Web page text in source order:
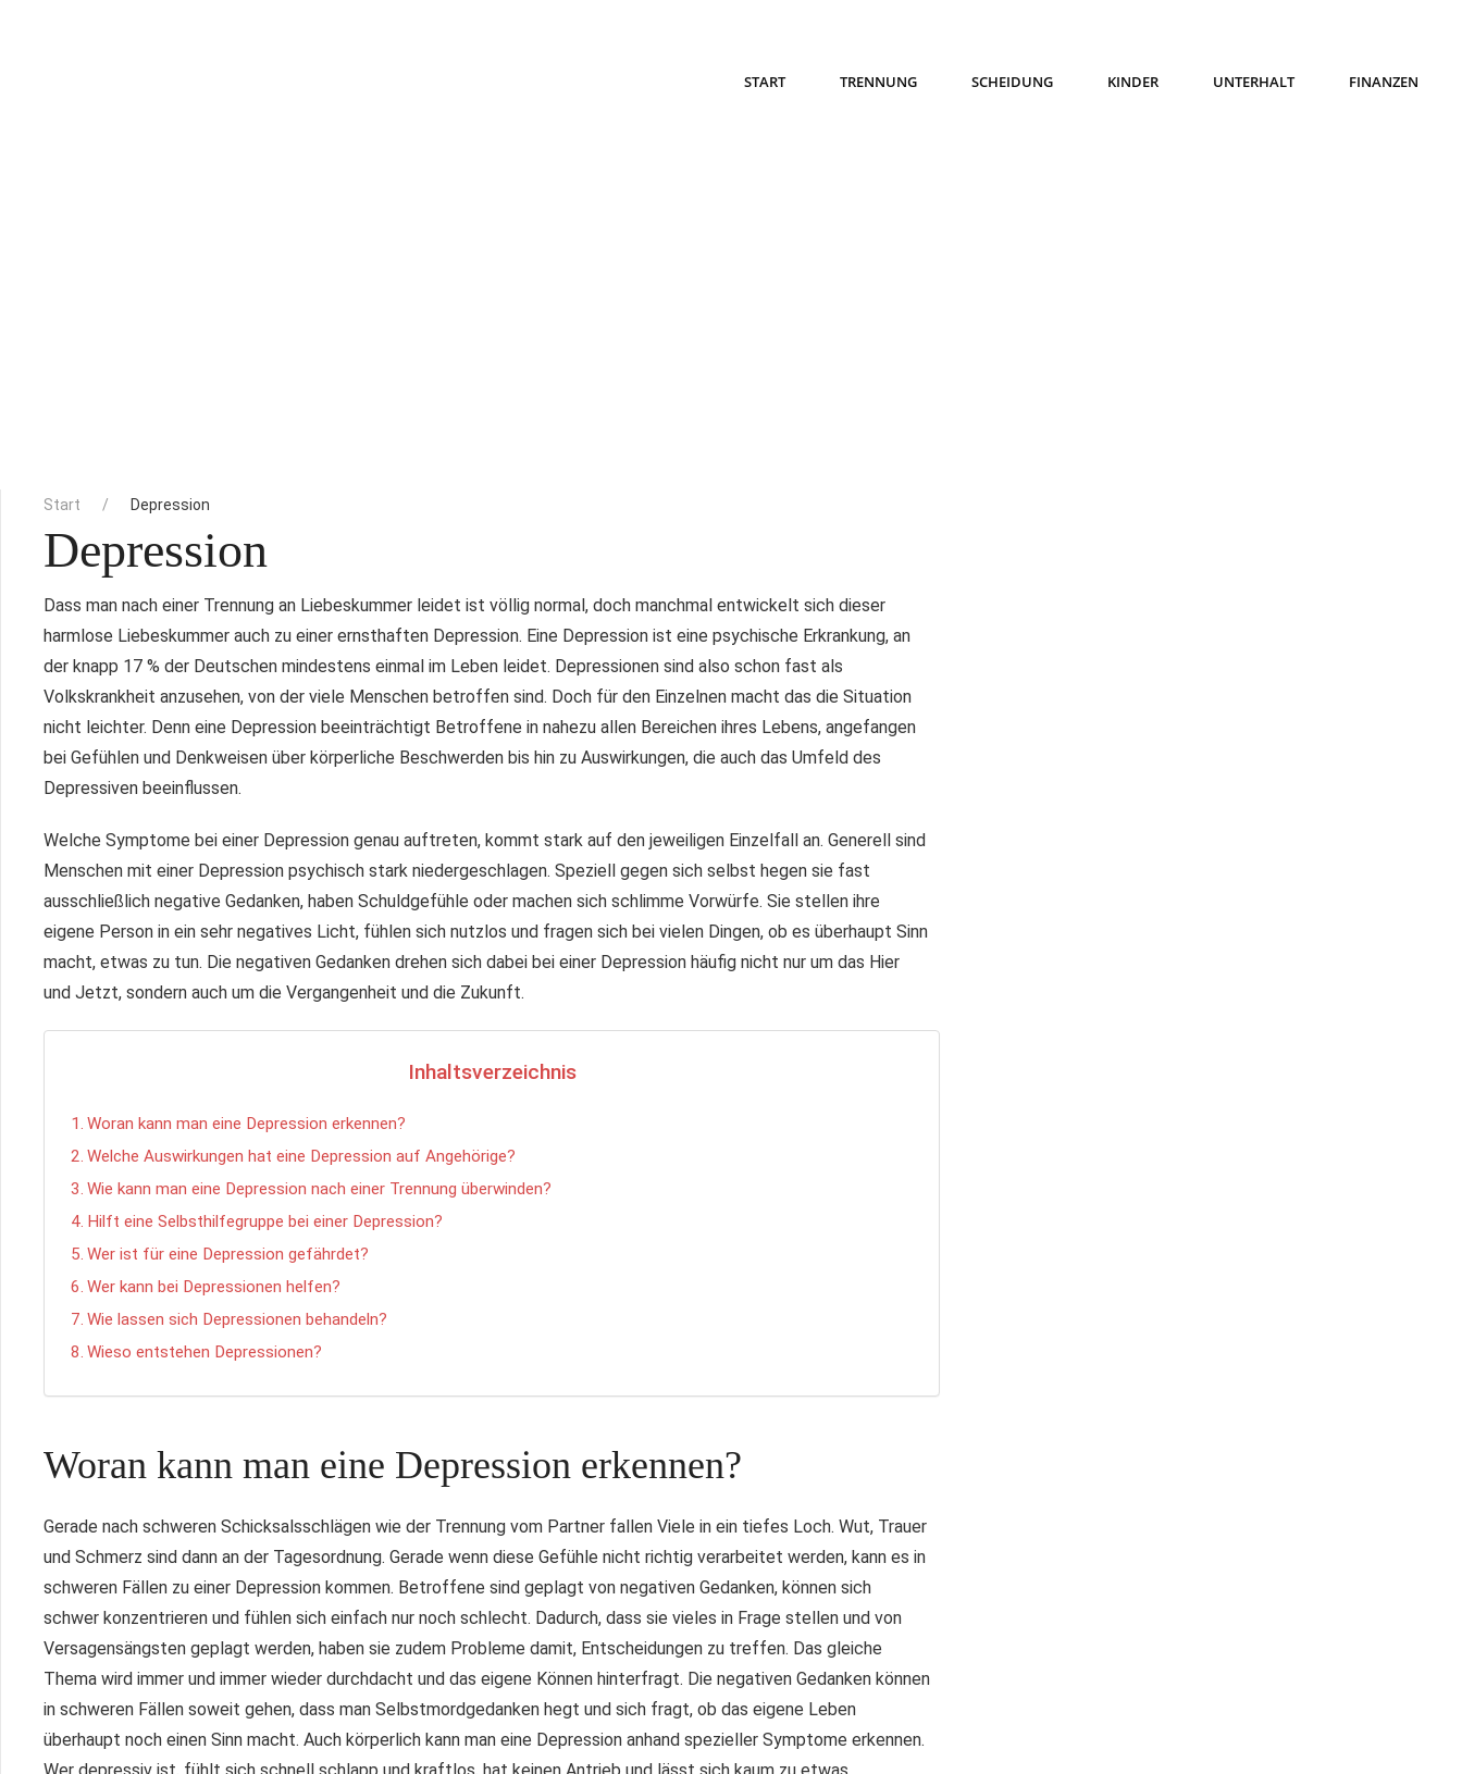
START TRENNUNG SCHEIDUNG KINDER UNTERHALT FINANZEN
Start Depression
Depression
Dass man nach einer Trennung an Liebeskummer leidet ist völlig normal, doch manchmal entwickelt sich dieser
harmlose Liebeskummer auch zu einer ernsthaften Depression. Eine Depression ist eine psychische Erkrankung, an
der knapp 17 % der Deutschen mindestens einmal im Leben leidet. Depressionen sind also schon fast als
Volkskrankheit anzusehen, von der viele Menschen betroffen sind. Doch für den Einzelnen macht das die Situation
nicht leichter. Denn eine Depression beeinträchtigt Betroffene in nahezu allen Bereichen ihres Lebens, angefangen
bei Gefühlen und Denkweisen über körperliche Beschwerden bis hin zu Auswirkungen, die auch das Umfeld des
Depressiven beeinflussen.
Welche Symptome bei einer Depression genau auftreten, kommt stark auf den jeweiligen Einzelfall an. Generell sind
Menschen mit einer Depression psychisch stark niedergeschlagen. Speziell gegen sich selbst hegen sie fast
ausschließlich negative Gedanken, haben Schuldgefühle oder machen sich schlimme Vorwürfe. Sie stellen ihre
eigene Person in ein sehr negatives Licht, fühlen sich nutzlos und fragen sich bei vielen Dingen, ob es überhaupt Sinn
macht, etwas zu tun. Die negativen Gedanken drehen sich dabei bei einer Depression häufig nicht nur um das Hier
und Jetzt, sondern auch um die Vergangenheit und die Zukunft.
Inhaltsverzeichnis
Woran kann man eine Depression erkennen?
Welche Auswirkungen hat eine Depression auf Angehörige?
Wie kann man eine Depression nach einer Trennung überwinden?
Hilft eine Selbsthilfegruppe bei einer Depression?
Wer ist für eine Depression gefährdet?
Wer kann bei Depressionen helfen?
Wie lassen sich Depressionen behandeln?
Wieso entstehen Depressionen?
Woran kann man eine Depression erkennen?
Gerade nach schweren Schicksalsschlägen wie der Trennung vom Partner fallen Viele in ein tiefes Loch. Wut, Trauer
und Schmerz sind dann an der Tagesordnung. Gerade wenn diese Gefühle nicht richtig verarbeitet werden, kann es in
schweren Fällen zu einer Depression kommen. Betroffene sind geplagt von negativen Gedanken, können sich
schwer konzentrieren und fühlen sich einfach nur noch schlecht. Dadurch, dass sie vieles in Frage stellen und von
Versagensängsten geplagt werden, haben sie zudem Probleme damit, Entscheidungen zu treffen. Das gleiche
Thema wird immer und immer wieder durchdacht und das eigene Können hinterfragt. Die negativen Gedanken können
in schweren Fällen soweit gehen, dass man Selbstmordgedanken hegt und sich fragt, ob das eigene Leben
überhaupt noch einen Sinn macht. Auch körperlich kann man eine Depression anhand spezieller Symptome erkennen.